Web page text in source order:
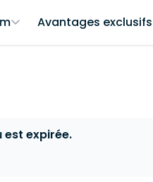
Avantages exclusifs
est expirée.